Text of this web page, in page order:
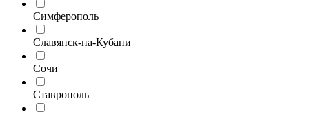
Симферополь
Славянск-на-Кубани
Сочи
Ставрополь